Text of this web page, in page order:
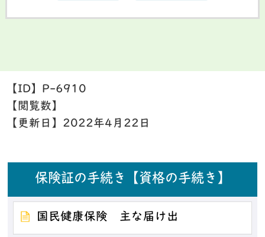
【ID】 P-6910
【閲覧数】
【更新日】 2022年4月22日
保険証の手続き【資格の手続き】
国民健康保険 主な届け出